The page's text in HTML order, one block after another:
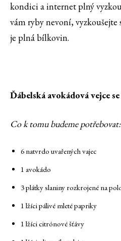
kondici a internet plný
vám ryby nevoní,
je plná bílkovin.
Ďábelská avokádová vejce
Co k tomu budeme potřebovat:
6 natvrdo uvařených vajec
1 avokádo
3 plátky slaniny rozkrojené na
1 lžíci pálivé mleté papriky
1 lžíci citrónové šťávy